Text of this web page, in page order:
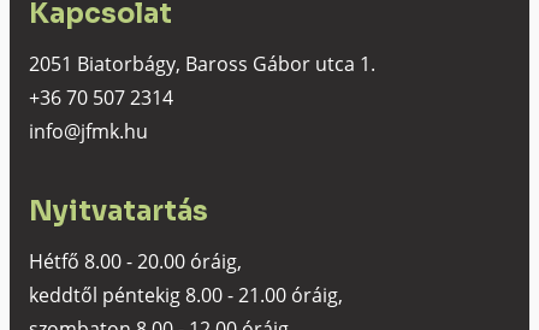
Kapcsolat
2051 Biatorbágy, Baross Gábor utca 1.
+36 70 507 2314
info@jfmk.hu
Nyitvatartás
Hétfő 8.00 - 20.00 óráig,
keddtől péntekig 8.00 - 21.00 óráig,